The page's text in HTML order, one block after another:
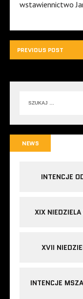
wstawiennictwo
PREVIOUS POST
NEWS
INTENCJE
XIX
XVII
INTENCJE